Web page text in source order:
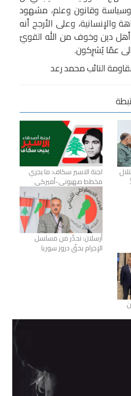
وقانون وعلم، مشهود
والإنسانية، وعلى الأرجح أنه
أهل دين وخوف من الله القويّ
عمّا يُشرِكون.
النائب محمد رعد
لجنة الاسير سكاف: ما يجري
مخطط صهيوني-أميركي
أرسلان: نحذّر من مسلسل
الإجرام بحقّ دروز سوريا